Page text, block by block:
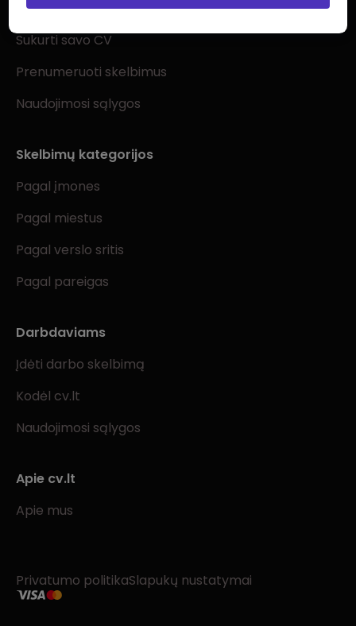
Visi darbo skelbimai
Sukurti savo CV
Prenumeruoti skelbimus
Naudojimosi sąlygos
Skelbimų kategorijos
Pagal įmones
Pagal miestus
Pagal verslo sritis
Pagal pareigas
Darbdaviams
Įdėti darbo skelbimą
Kodėl cv.lt
Naudojimosi sąlygos
Apie cv.lt
Apie mus
Privatumo politikaSlapukų nustatymai